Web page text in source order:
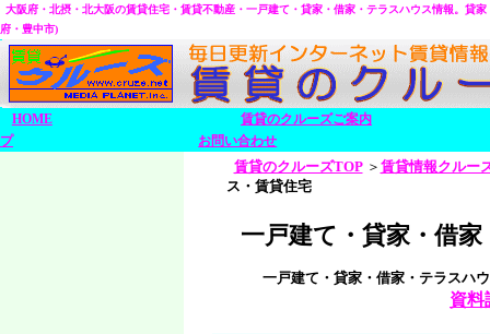
大阪府・北摂・北大阪の賃貸住宅・賃貸不動産・一戸建て・貸家・借家・テラスハウス情報。 貸家
府・豊中市)
HOME
賃貸のクルーズご案内
プ
お問い合わせ
賃貸のクルーズTOP＞ 賃貸情報クルー
ス・賃貸住宅
一戸建て・貸家・借
一戸建て・貸家・借家・テラスハ
資料